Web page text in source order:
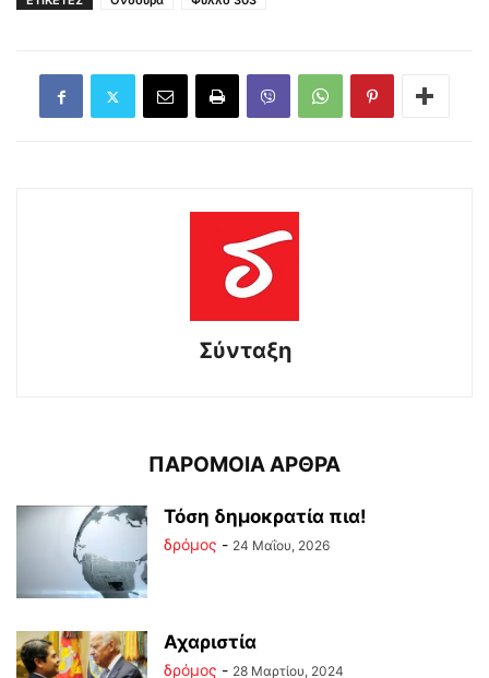
Σύνταξη
ΠΑΡΟΜΟΙΑ ΑΡΘΡΑ
Τόση δημοκρατία πια!
δρόμος - 24 Μαΐου, 2026
Αχαριστία
δρόμος - 28 Μαρτίου, 2024